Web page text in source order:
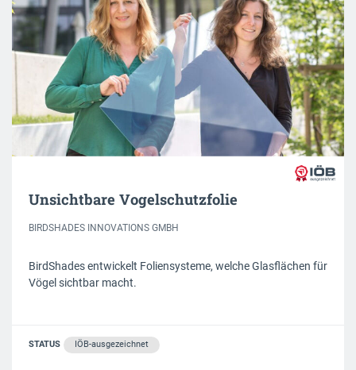
Unsichtbare Vogelschutzfolie
BIRDSHADES INNOVATIONS GMBH
BirdShades entwickelt Foliensysteme, welche Glasflächen für
Vögel sichtbar macht.
STATUS IÖB-ausgezeichnet